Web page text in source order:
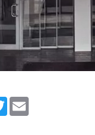
Twitter